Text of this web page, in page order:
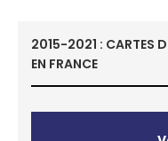
2015-2021 : CARTES
EN FRANCE